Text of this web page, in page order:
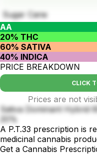
Sugar Cane
AA
20% THC
60% SATIVA
40% INDICA
PRICE BREAKDOWN
CLICK
Prices are not
Sativa Dominant Hybrid
20%
A P.T.33 prescription is
medicinal cannabis
Get a Cannabis